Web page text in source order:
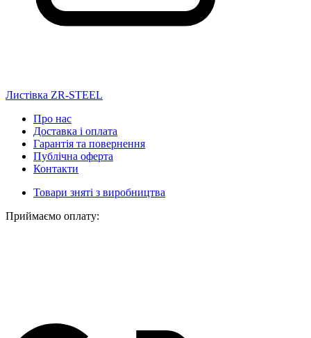
Листівка ZR-STEEL
Про нас
Доставка і оплата
Гарантія та повернення
Публічна оферта
Контакти
Товари зняті з виробництва
Приймаємо оплату: